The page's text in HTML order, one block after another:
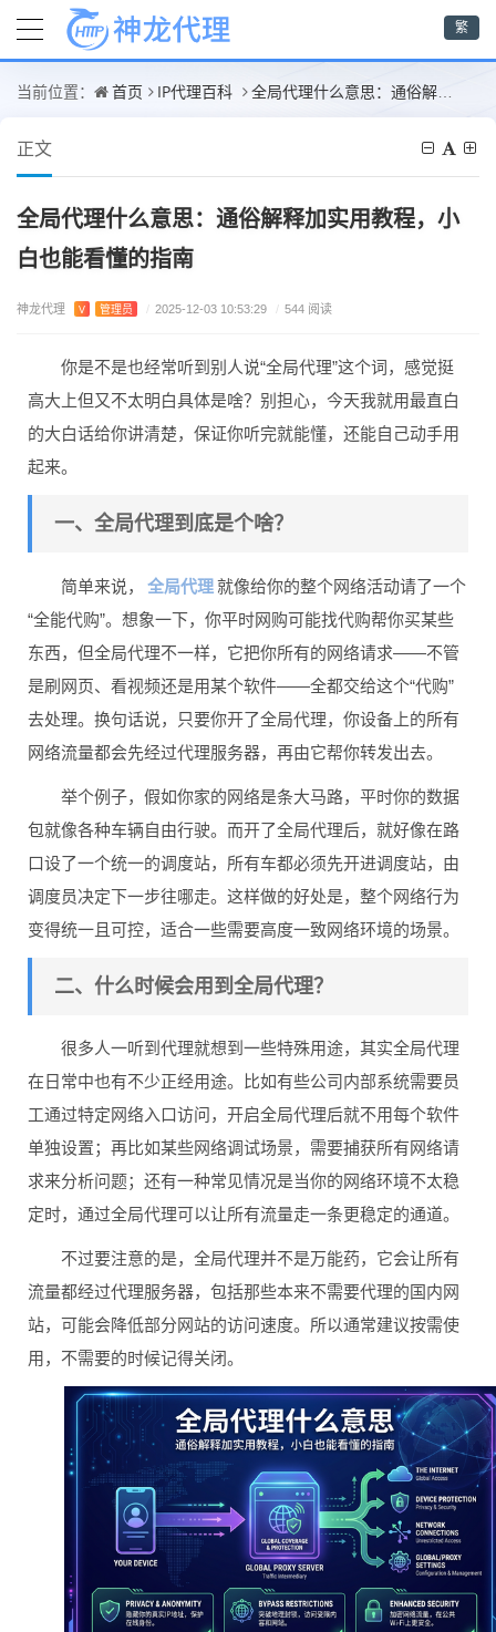
繁
当前位置： 首页 IP代理百科 全局代理什么意思：通俗解释加实用教程，小白也能看懂的指南
正文
全局代理什么意思：通俗解释加实用教程，小
白也能看懂的指南
神龙代理 V 管理员 / 2025-12-03 10:53:29 / 544 阅读
你是不是也经常听到别人说“全局代理”这个词，感觉挺
高大上但又不太明白具体是啥？别担心，今天我就用最直白
的大白话给你讲清楚，保证你听完就能懂，还能自己动手用
起来。
一、全局代理到底是个啥？
简单来说， 全局代理就像给你的整个网络活动请了一个
“全能代购”。想象一下，你平时网购可能找代购帮你买某些
东西，但全局代理不一样，它把你所有的网络请求——不管
是刷网页、看视频还是用某个软件——全都交给这个“代购”
去处理。换句话说，只要你开了全局代理，你设备上的所有
网络流量都会先经过代理服务器，再由它帮你转发出去。
举个例子，假如你家的网络是条大马路，平时你的数据
包就像各种车辆自由行驶。而开了全局代理后，就好像在路
口设了一个统一的调度站，所有车都必须先开进调度站，由
调度员决定下一步往哪走。这样做的好处是，整个网络行为
变得统一且可控，适合一些需要高度一致网络环境的场景。
二、什么时候会用到全局代理？
很多人一听到代理就想到一些特殊用途，其实全局代理
在日常中也有不少正经用途。比如有些公司内部系统需要员
工通过特定网络入口访问，开启全局代理后就不用每个软件
单独设置；再比如某些网络调试场景，需要捕获所有网络请
求来分析问题；还有一种常见情况是当你的网络环境不太稳
定时，通过全局代理可以让所有流量走一条更稳定的通道。
不过要注意的是，全局代理并不是万能药，它会让所有
流量都经过代理服务器，包括那些本来不需要代理的国内网
站，可能会降低部分网站的访问速度。所以通常建议按需使
用，不需要的时候记得关闭。